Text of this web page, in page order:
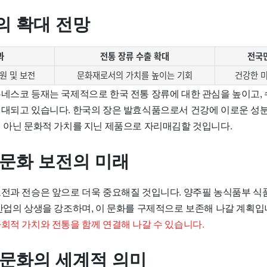
확대 전망
전통 장류 수출 확대
전국
및 보전
문화재로서의 가치를 높이는 기회 건강한
스코 등재는 국제적으로 한국 전통 장류에 대한 관심을 높이고,
되고 있습니다. 한국의 장은 발효식품으로서 건강에 이로운 성
닌 문화적 가치를 지닌 제품으로 자리매김할 것입니다.
화 보전의 미래
과 전승은 앞으로 더욱 중요해질 것입니다. 양주필 농식품부 식
의 상생을 강조하며, 이 문화를 구제적으로 보존해 나갈 계획
적 가치와 전통을 함께 연결해 나갈 수 있습니다.
화의 세계적 의미